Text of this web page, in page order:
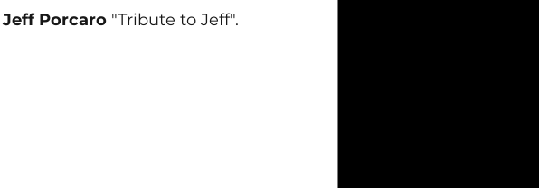
Jeff Porcaro "Tribute to Jeff".